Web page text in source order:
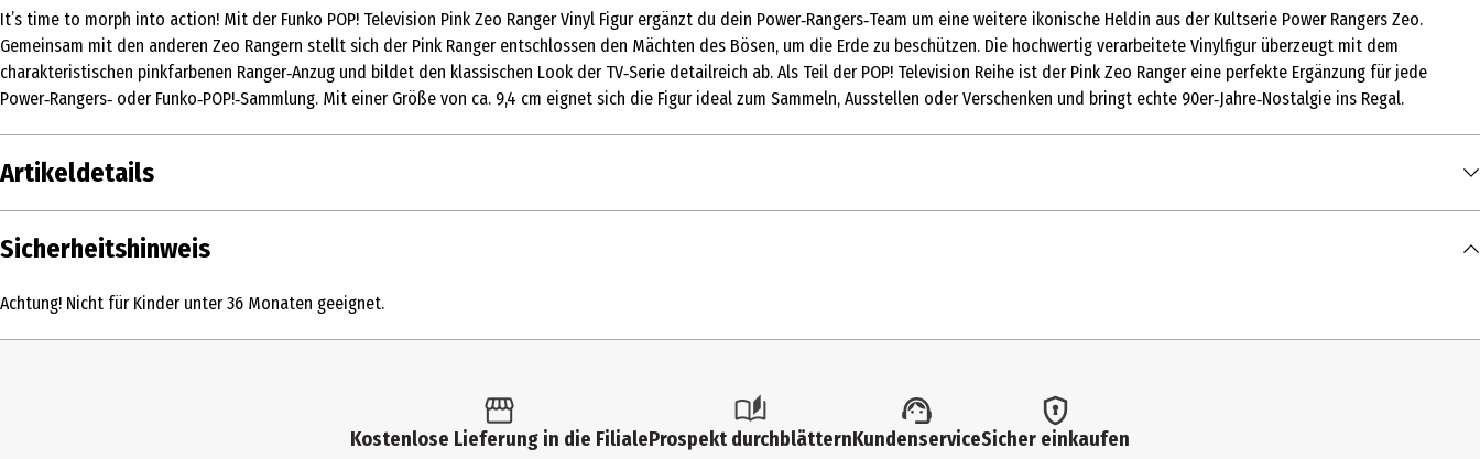
It’s time to morph into action! Mit der Funko POP! Television Pink Zeo Ranger Vinyl Figur ergänzt du dein Power‑Rangers‑Team um eine weitere ikonische Heldin aus der Kultserie Power Rangers Zeo.
Gemeinsam mit den anderen Zeo Rangern stellt sich der Pink Ranger entschlossen den Mächten des Bösen, um die Erde zu beschützen. Die hochwertig verarbeitete Vinylfigur überzeugt mit dem
charakteristischen pinkfarbenen Ranger‑Anzug und bildet den klassischen Look der TV‑Serie detailreich ab. Als Teil der POP! Television Reihe ist der Pink Zeo Ranger eine perfekte Ergänzung für jede
Power‑Rangers‑ oder Funko‑POP!‑Sammlung. Mit einer Größe von ca. 9,4 cm eignet sich die Figur ideal zum Sammeln, Ausstellen oder Verschenken und bringt echte 90er‑Jahre‑Nostalgie ins Regal.
Artikeldetails
Inhalt
Funko TV
Sicherheitshinweis
Achtung! Nicht für Kinder unter 36 Monaten geeignet.
Kostenlose Lieferung in die FilialeProspekt durchblätternKundenserviceSicher einkaufen